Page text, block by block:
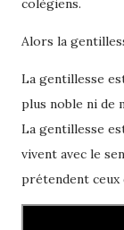
colègiens.
Alors la
La gentillesse
plus noble ni de
La gentillesse
vivent avec le
prétendent ceux